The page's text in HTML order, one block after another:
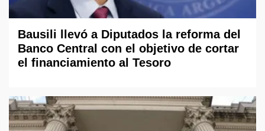
Bausili llevó a Diputados la reforma del
Banco Central con el objetivo de cortar
el financiamiento al Tesoro